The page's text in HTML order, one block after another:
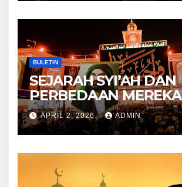
BULETIN
SEJARAH SYI’AH DAN
PERBEDAAN MEREKA
ANTARA DULU DAN
SEKARANG
APRIL 2, 2026 ADMIN